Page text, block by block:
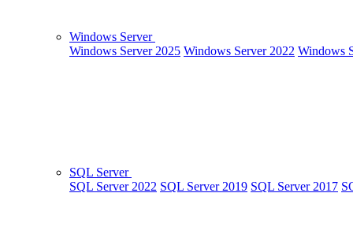
Windows Server
Windows Server 2025 Windows Server 2022 Windows
SQL Server
SQL Server 2022 SQL Server 2019 SQL Server 2017